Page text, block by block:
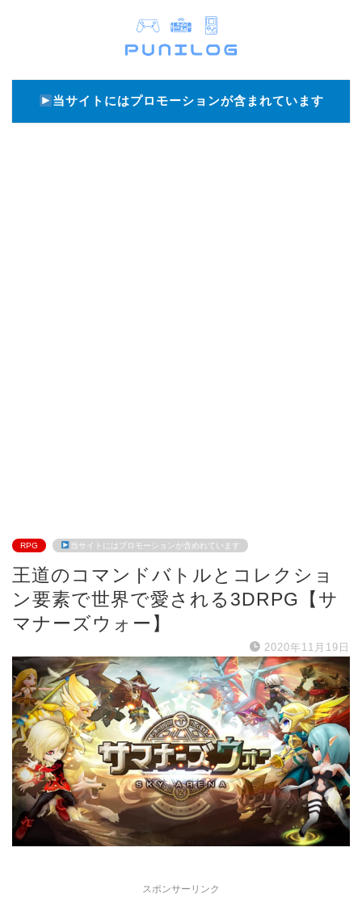
当サイトにはプロモーションが含まれています
RPG 当サイトにはプロモーションが含めれています
王道のコマンドバトルとコレクショ
ン要素で世界で愛される3DRPG【サ
マナーズウォー】
2020年11月19日
スポンサーリンク